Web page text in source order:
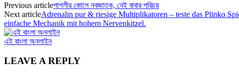
Previous articleপাগলীর কোলে নবজাতক, নেই বাবার পরিচয়
Next articleAdrenalin pur & riesige Multiplikatoren – teste das Plinko
einfache Mechanik mit hohem Nervenkitzel.
এই বাংলা অনলাইন
LEAVE A REPLY